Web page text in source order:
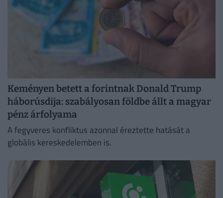
Keményen betett a forintnak Donald Trump
háborúsdija: szabályosan földbe állt a magyar
pénz árfolyama
A fegyveres konfliktus azonnal éreztette hatását a
globális kereskedelemben is.